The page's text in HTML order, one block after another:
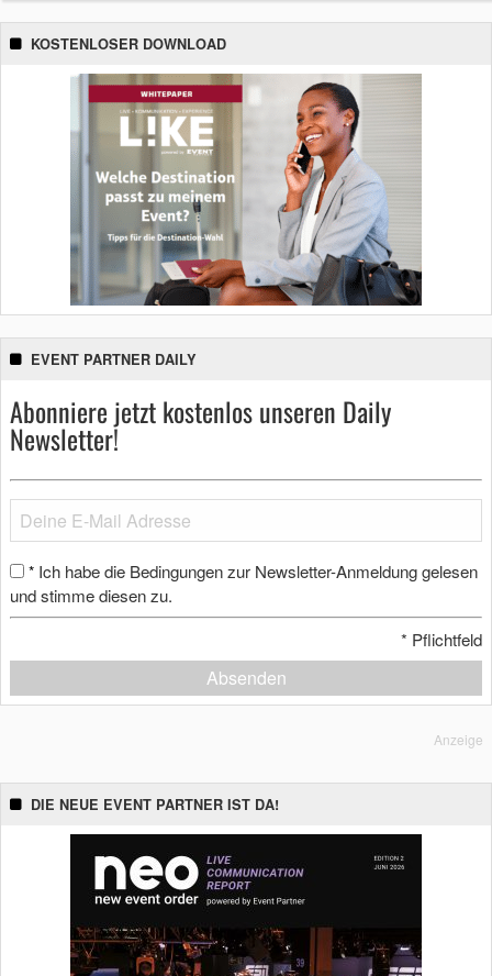
KOSTENLOSER DOWNLOAD
EVENT PARTNER DAILY
Abonniere jetzt kostenlos unseren Daily
Newsletter!
* Ich habe die Bedingungen zur Newsletter-Anmeldung gelesen
und stimme diesen zu.
* Pflichtfeld
Absenden
Anzeige
DIE NEUE EVENT PARTNER IST DA!